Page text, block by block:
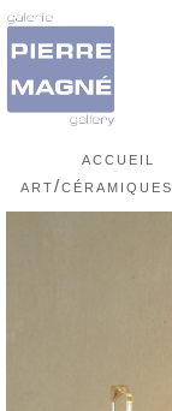
accueil
art/céramiques